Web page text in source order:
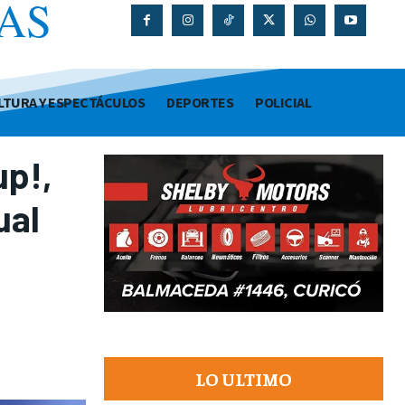
Y ESPECTÁCULOS DEPORTES POLICIAL
LO ULTIMO